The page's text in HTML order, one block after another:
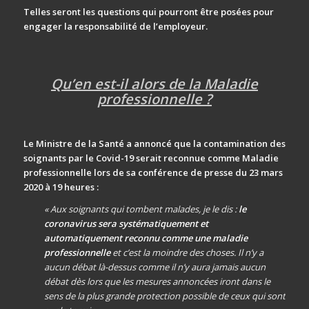
Telles seront les questions qui pourront être posées pour
engager la responsabilité de l’employeur.
Qu’en est-il alors de la Maladie
professionnelle ?
Le Ministre de la Santé a annoncé que la contamination des
soignants par le Covid-19 serait reconnue comme Maladie
professionnelle lors de sa conférence de presse du 23 mars
2020 à 19 heures :
« Aux soignants qui tombent malades, je le dis :le
coronavirus sera systématiquement et
automatiquement reconnu comme une maladie
professionnelleet c’est la moindre des choses. Il n’y a
aucun débat là-dessus comme il n’y aura jamais aucun
débat dès lors que les mesures annoncées iront dans le
sens de la plus grande protection possible de ceux qui sont